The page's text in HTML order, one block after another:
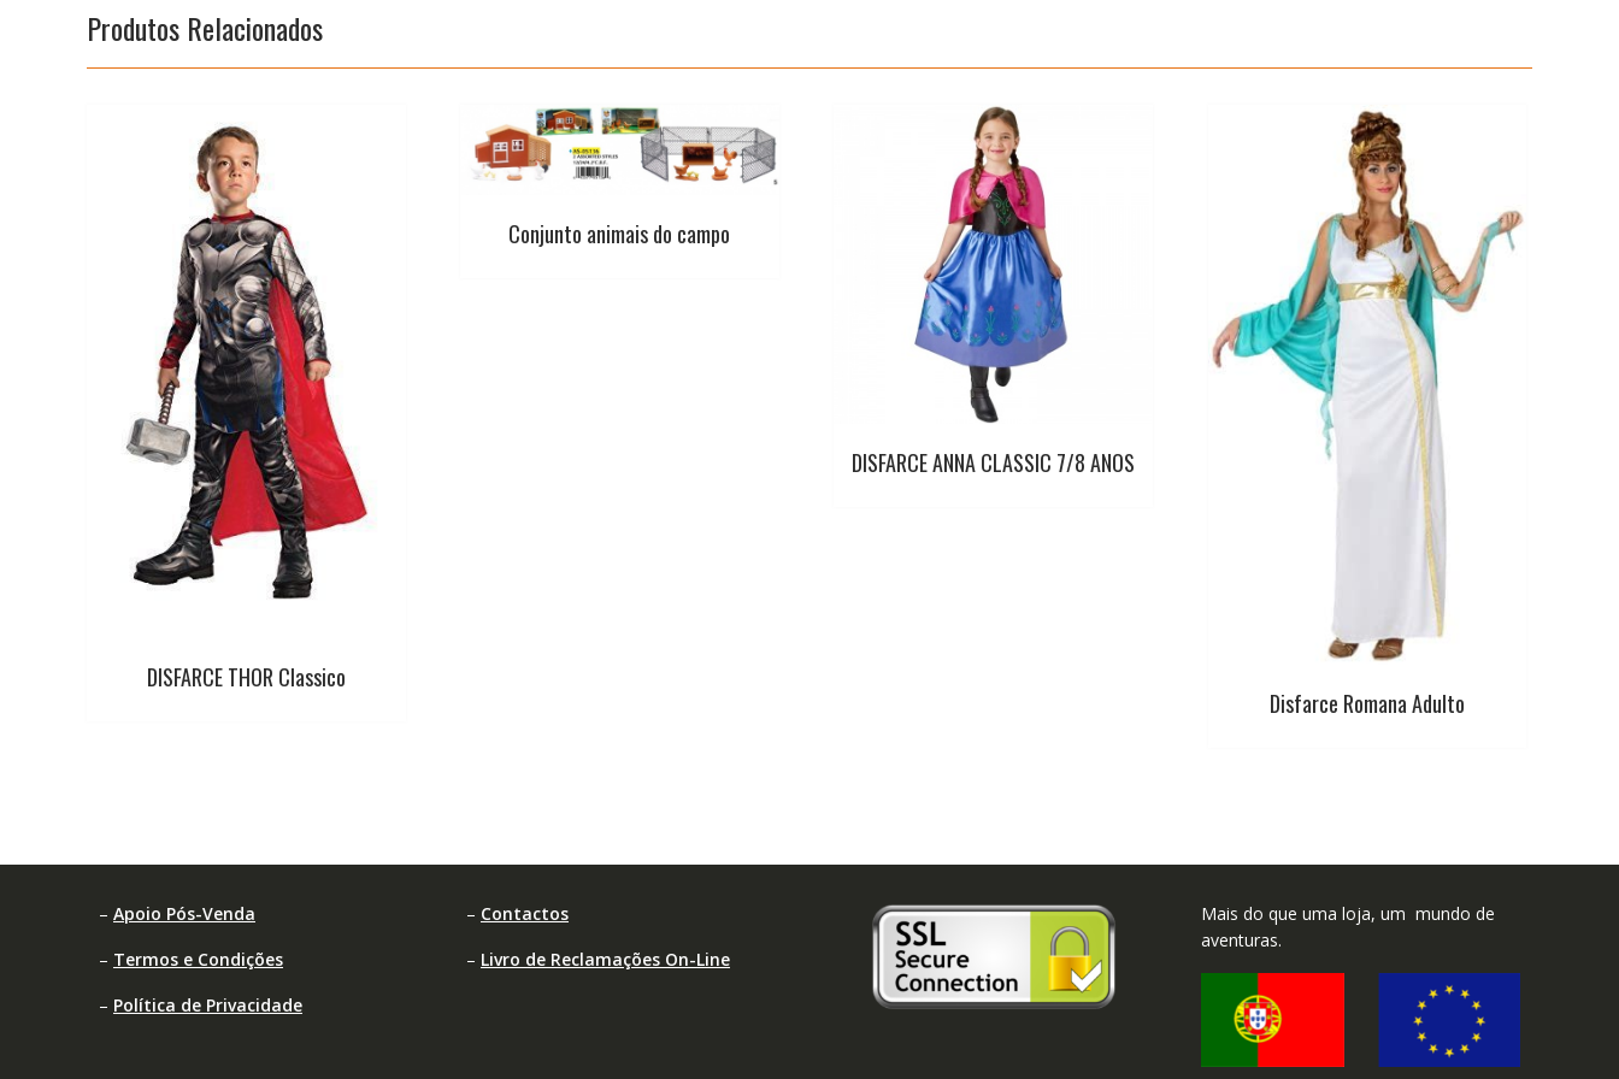
Produtos Relacionados
DISFARCE THOR Classico
Conjunto animais do campo
DISFARCE ANNA CLASSIC 7/8 ANOS
Disfarce Romana Adulto
– Apoio Pós-Venda
– Termos e Condições
– Política de Privacidade
– Contactos
– Livro de Reclamações On-Line
Mais do que uma loja, um mundo de
aventuras.